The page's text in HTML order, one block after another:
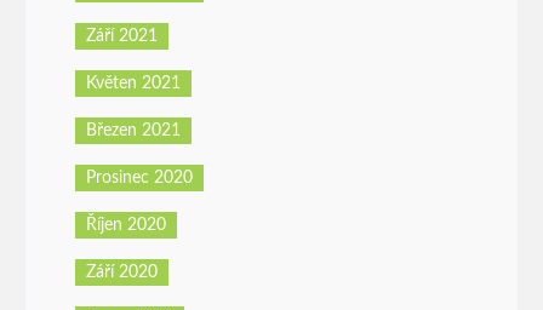
Září 2021
Květen 2021
Březen 2021
Prosinec 2020
Říjen 2020
Září 2020